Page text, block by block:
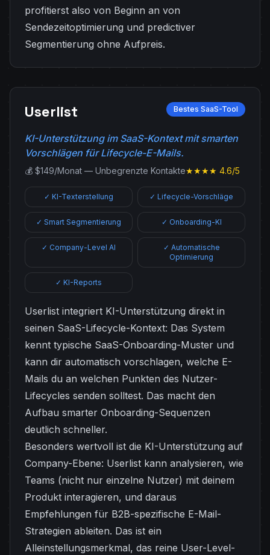
profitierst also von Beginn an von
Sendezeitoptimierung und predictiver
Segmentierung ohne Aufpreis.
Userlist Bestes SaaS-Tool
KI-Unterstützung im SaaS-Kontext mit smarten
Vorschlägen für Lifecycle-E-Mails.
💰 $149/Monat — Unbegrenzte Kontakte★★★★ 4.6/5
✓ KI-Texterstellung ✓ Lifecycle-Vorschläge
✓ Smart Segmentierung ✓ Onboarding-KI
✓ Company-Level AI
✓ Automatische
Optimierung
✓ KI-Reports
Userlist integriert KI-Unterstützung direkt in
seinen SaaS-Lifecycle-Kontext: Das System
kennt typische SaaS-Onboarding-Muster und
kann dir automatisch vorschlagen, welche E-
Mails du an welchen Punkten des Nutzer-
Lifecycles senden solltest. Das macht den
Aufbau smarter Onboarding-Sequenzen
deutlich schneller.
Besonders wertvoll ist die KI-Unterstützung auf
Company-Ebene: Userlist kann analysieren, wie
Teams (nicht nur einzelne Nutzer) mit deinem
Produkt interagieren, und daraus
Empfehlungen für B2B-spezifische E-Mail-
Strategien ableiten. Das ist ein
Alleinstellungsmerkmal, das reine User-Level-